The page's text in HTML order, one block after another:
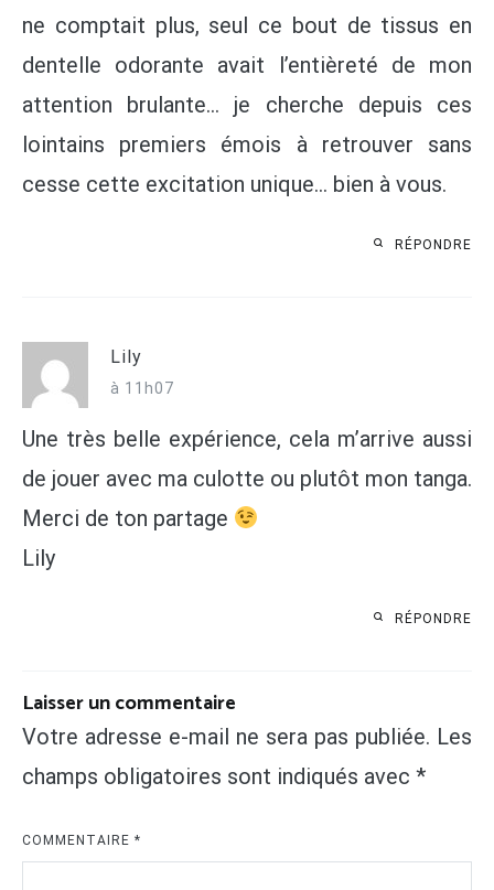
ne comptait plus, seul ce bout de tissus en
dentelle odorante avait l’entièreté de mon
attention brulante… je cherche depuis ces
lointains premiers émois à retrouver sans
cesse cette excitation unique… bien à vous.
RÉPONDRE
Lily
à 11h07
Une très belle expérience, cela m’arrive aussi
de jouer avec ma culotte ou plutôt mon tanga.
Merci de ton partage
Lily
RÉPONDRE
Laisser un commentaire
Votre adresse e-mail ne sera pas publiée. Les
champs obligatoires sont indiqués avec *
COMMENTAIRE *